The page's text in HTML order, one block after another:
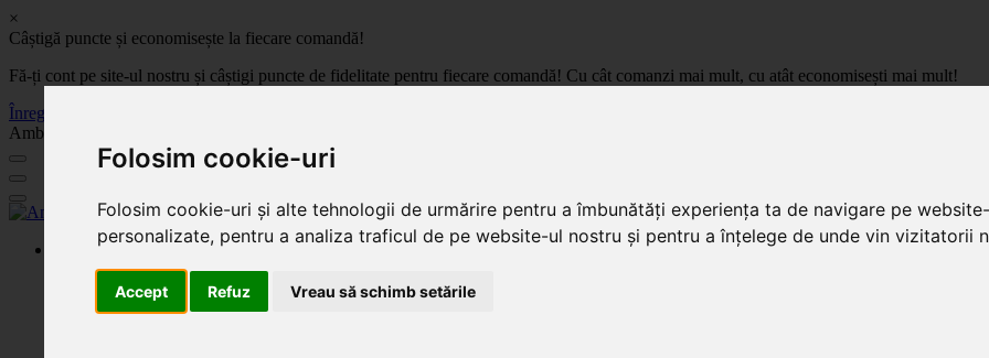
Folosim cookie-uri
Folosim cookie-uri și alte tehnologii de urmărire pentru a îmbunătăți experiența ta de navigare pe
personalizate, pentru a analiza traficul de pe website-ul nostru și pentru a înțelege de unde vin vizitatorii
Accept Refuz Vreau să schimb setările
×
Câștigă puncte și economisește la fiecare comandă!
Fă-ți cont pe site-ul nostru și câștigi puncte de fidelitate pentru fiecare comandă! Cu cât comanzi mai mult, cu atât economisești mai mult!
Înregistrează-te acum
Ambalaje, decoratiuni si accesorii pentru flori. Produse de calitate la pret de importator, cu livrare in toata Romania.
Produse
Plante artificiale la ghiveci
Ambalaje pentru flori
Flori de săpun